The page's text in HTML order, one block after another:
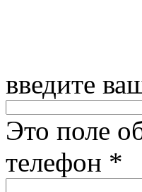
введите
Это поле
телефон *